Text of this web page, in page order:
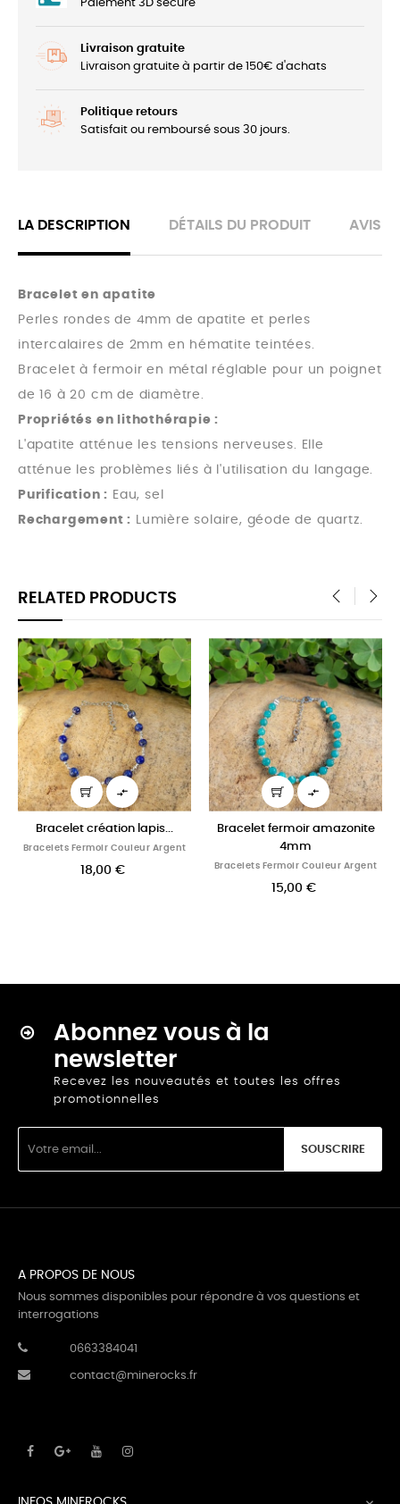
Paiement 3D secure
Livraison gratuite
Livraison gratuite à partir de 150€ d'achats
Politique retours
Satisfait ou remboursé sous 30 jours.
LA DESCRIPTION DÉTAILS DU PRODUIT AVIS
Bracelet en apatite
Perles rondes de 4mm de apatite et perles
intercalaires de 2mm en hématite teintées.
Bracelet à fermoir en métal réglable pour un poignet
de 16 à 20 cm de diamètre.
Propriétés en lithothérapie :
L'apatite atténue les tensions nerveuses. Elle
atténue les problèmes liés à l'utilisation du langage.
Purification : Eau, sel
Rechargement : Lumière solaire, géode de quartz.
RELATED PRODUCTS

création lapis...
Fermoir Couleur Argent

Bracelet fermoir amazonite
Bracelets Fermoir Couleur Argent
Abonnez vous à la
newsletter
Recevez les nouveautés et toutes les offres
promotionnelles
SOUSCRIRE
A PROPOS DE NOUS
Nous sommes disponibles pour répondre à vos questions et
interrogations
0663384041
contact@minerocks.fr